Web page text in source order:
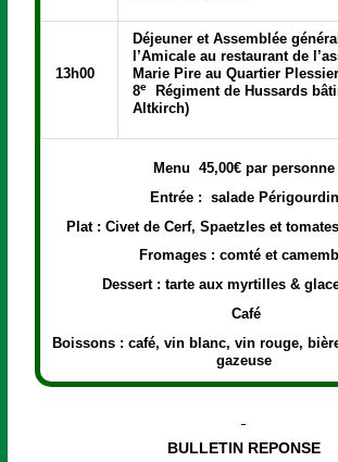
13h00
Déjeuner et Assemblée
l’Amicale au restaurant de
Marie Pire au Quartier
8eRégiment de Hussards
Altkirch)
Menu 45,00€ par personne
Entrée : salade
Plat : Civet de Cerf, Spaetzles et
Fromages : comté et
Dessert : tarte aux myrtilles &
Café
Boissons : café, vin blanc, vin rouge,
gazeuse
BULLETIN REPONSE